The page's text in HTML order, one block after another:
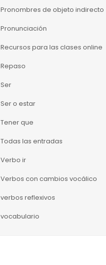
Pronombres de objeto indirecto
Pronunciación
Recursos para las clases online
Repaso
Ser
Ser o estar
Tener que
Todas las entradas
Verbo ir
Verbos con cambios vocálico
verbos reflexivos
vocabulario